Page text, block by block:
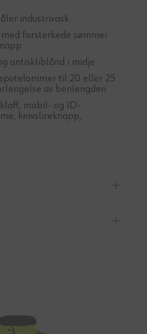
industrivask
forsterkede sømmer
antiskliblånd i midje
til 20 eller 25
av benlengden
mobil- og ID-
knivslireknapp,